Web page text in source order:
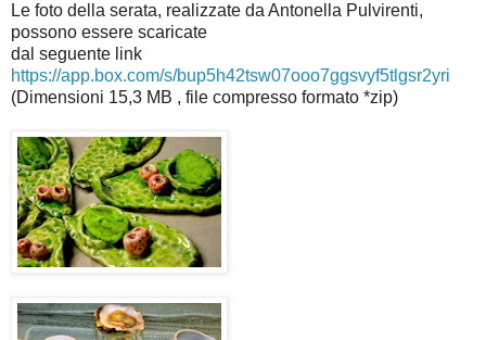
Le foto della serata, realizzate da Antonella Pulvirenti,
possono essere scaricate
dal seguente link
https://app.box.com/s/bup5h42tsw07ooo7ggsvyf5tlgsr2yri
(Dimensioni 15,3 MB , file compresso formato *zip)